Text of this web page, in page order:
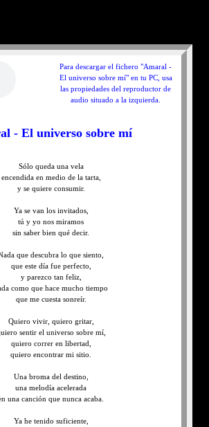
Para descargar el fichero "Amaral -
El universo sobre mí" en tu PC, usa
las propiedades del reproductor de
audio situado a la izquierda.
- El universo sobre mí
Sólo queda una vela
encendida en medio de la tarta,
y se quiere consumir.
Ya se van los invitados,
tú y yo nos miramos
sin saber bien qué decir.
que descubra lo que siento,
que este día fue perfecto,
y parezco tan feliz,
como que hace mucho tiempo
que me cuesta sonreír.
Quiero vivir, quiero gritar,
sentir el universo sobre mí,
quiero correr en libertad,
quiero encontrar mi sitio.
Una broma del destino,
una melodía acelerada
una canción que nunca acaba.
Ya he tenido suficiente,